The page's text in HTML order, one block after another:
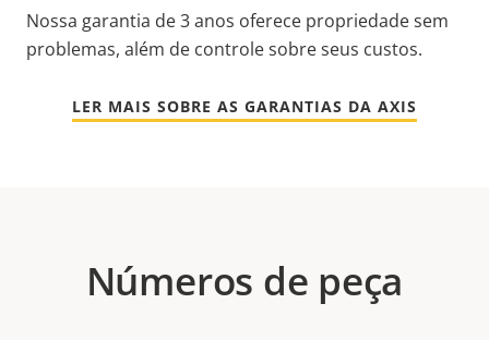
Nossa garantia de 3 anos oferece propriedade sem
problemas, além de controle sobre seus custos.
LER MAIS SOBRE AS GARANTIAS DA AXIS
Números de peça